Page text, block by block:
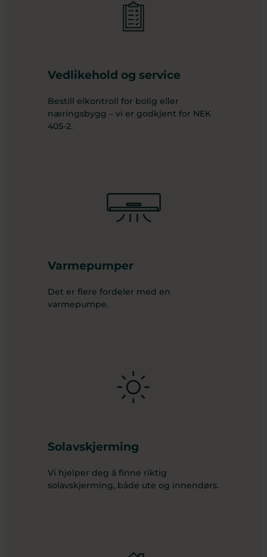
Vedlikehold og service
Bestill elkontroll for bolig eller
næringsbygg – vi er godkjent for NEK
405-2.
Varmepumper
Det er flere fordeler med en
varmepumpe.
Solavskjerming
Vi hjelper deg å finne riktig
solavskjerming, både ute og innendørs.